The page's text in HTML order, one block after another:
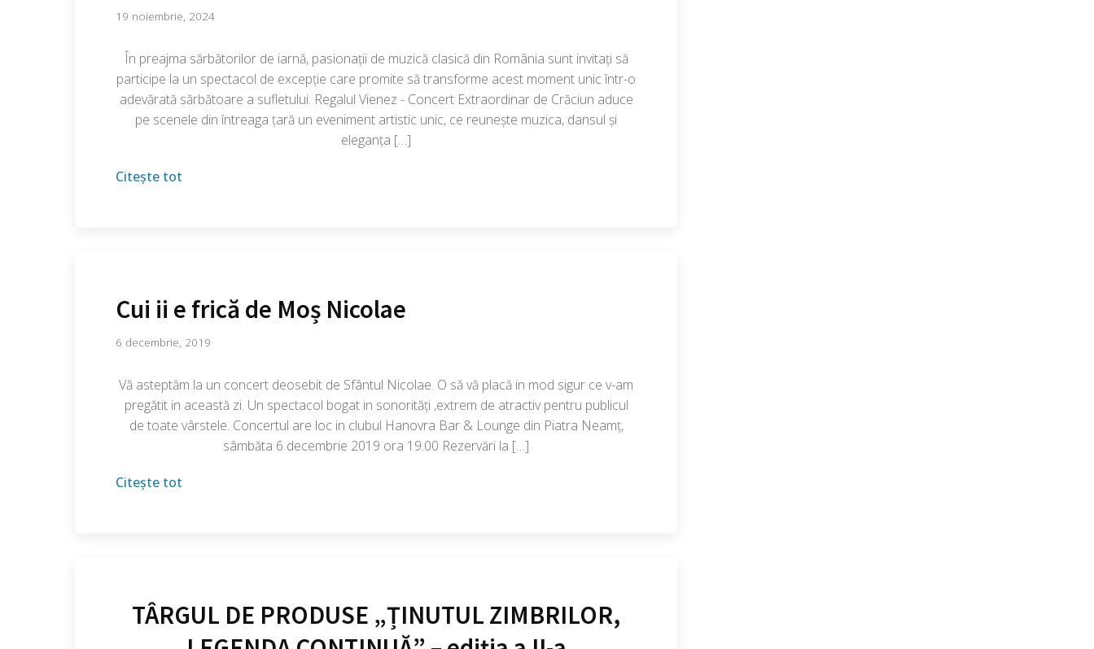
19 noiembrie, 2024
În preajma sărbătorilor de iarnă, pasionații de muzică clasică din România sunt invitați să
participe la un spectacol de excepție care promite să transforme acest moment unic într-o
adevărată sărbătoare a sufletului. Regalul Vienez - Concert Extraordinar de Crăciun aduce
pe scenele din întreaga țară un eveniment artistic unic, ce reunește muzica, dansul și
eleganța […]
Citește tot
Cui ii e frică de Moș Nicolae
6 decembrie, 2019
Vă asteptăm la un concert deosebit de Sfântul Nicolae. O să vă placă in mod sigur ce v-am
pregătit in această zi. Un spectacol bogat in sonorități ,extrem de atractiv pentru publicul
de toate vârstele. Concertul are loc in clubul Hanovra Bar & Lounge din Piatra Neamț,
sâmbăta 6 decembrie 2019 ora 19.00 Rezervări la […]
Citește tot
TÂRGUL DE PRODUSE „ȚINUTUL ZIMBRILOR,